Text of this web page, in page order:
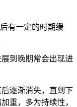
有一定的时期缓
到晚期常会出现进
逐渐消失，直到下
重，多为持续性，